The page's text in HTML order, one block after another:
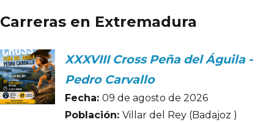
Carreras en Extremadura
XXXVIII Cross Peña del Águila -
Pedro Carvallo
Fecha: 09 de agosto de 2026
Población: Villar del Rey (Badajoz )